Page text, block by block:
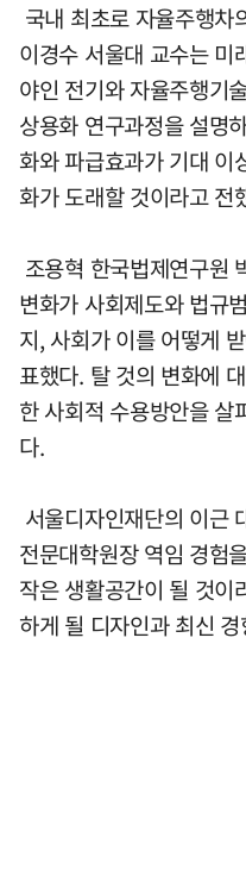
국내 최초로 자율주행차
이경수 서울대 교수는 미
야인 전기와 자율주행기
상용화 연구과정을 설명
화와 파급효과가 기대
화가 도래할 것이라고 전
조용혁 한국법제연구원
변화가 사회제도와 법규
지, 사회가 이를 어떻게
표했다. 탈 것의 변화에
한 사회적 수용방안을 살
다.
서울디자인재단의 이근
전문대학원장 역임 경험
작은 생활공간이 될 것이
하게 될 디자인과 최신